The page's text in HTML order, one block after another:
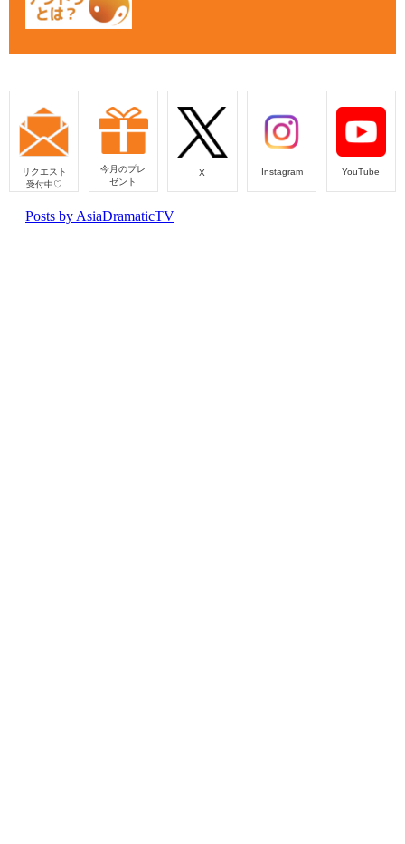
リクエスト
受付中♡
今月のプレ
ゼント
X Instagram YouTube